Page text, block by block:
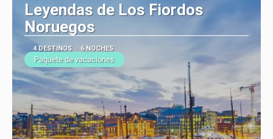
Leyendas de Los Fiordos
Noruegos
4 DESTINOS 6 NOCHES
Paquete de vacaciones